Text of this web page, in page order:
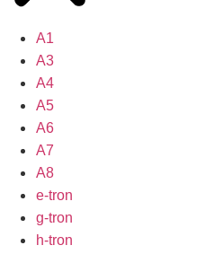
A1
A3
A4
A5
A6
A7
A8
e-tron
g-tron
h-tron